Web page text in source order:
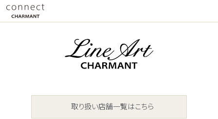
取り扱い店舗一覧はこちら